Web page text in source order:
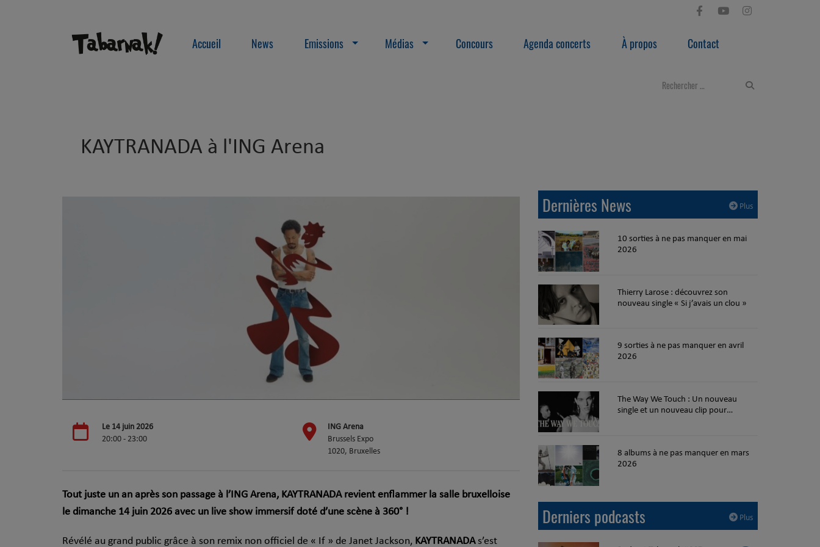
Accueil News Emissions Médias Concours Agenda concerts À propos Contact
KAYTRANADA à l'ING Arena
Le 14 juin 2026
20:00 - 23:00
ING Arena
Brussels Expo
1020, Bruxelles
Tout juste un an après son passage à l’ING Arena, KAYTRANADA revient enflammer la salle bruxelloise
le dimanche 14 juin 2026 avec un live show immersif doté d’une scène à 360° !
Révélé au grand public grâce à son remix non officiel de « If » de Janet Jackson, KAYTRANADAs’est
Plus
Dernières News
10 sorties à ne pas manquer en mai
2026
Thierry Larose : découvrez son
nouveau single « Si j’avais un clou »
9 sorties à ne pas manquer en avril
2026
The Way We Touch : Un nouveau
single et un nouveau clip pour
8 albums à ne pas manquer en mars
2026
Plus
Derniers podcasts